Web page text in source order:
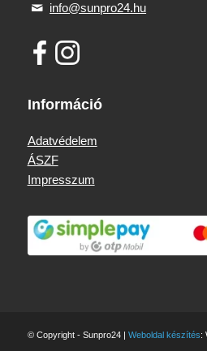
info@sunpro24.hu
Információ
Adatvédelem
ÁSZF
Impresszum
© Copyright - Sunpro24 | Weboldal készítés: